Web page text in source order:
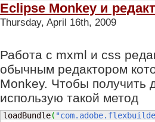
Eclipse Monkey и
Thursday, April 16th, 2009
Работа с mxml и css
обычным редактором
Monkey. Чтобы получить
использую такой метод
loadBundle(